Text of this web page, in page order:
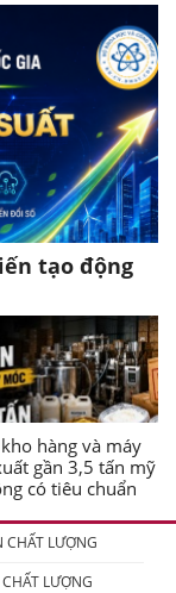
tạo động
hàng và máy
gần 3,5 tấn mỹ
có tiêu chuẩn
CHẤT LƯỢNG
LƯỢNG